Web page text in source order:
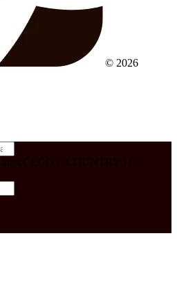
© 2026
!=